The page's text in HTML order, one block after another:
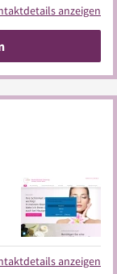
anzeigen
anzeigen